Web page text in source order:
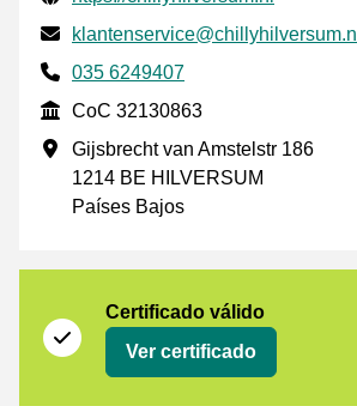
Envía un correo electrónico a
klantenservice@chillyhilversum.nl
Phone number
035 6249407
CoC
CoC 32130863
Dirección de la empresa
Gijsbrecht van Amstelstr 186
1214 BE HILVERSUM
Países Bajos
Certificado válido
Ver certificado